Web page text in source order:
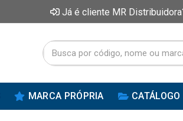
Já é cliente MR
MARCA PRÓPRIA CATÁLOGO